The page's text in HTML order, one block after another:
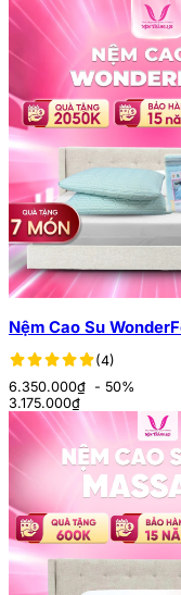
Nệm Cao Su
(4)
6.350.000₫ - 50%
3.175.000₫